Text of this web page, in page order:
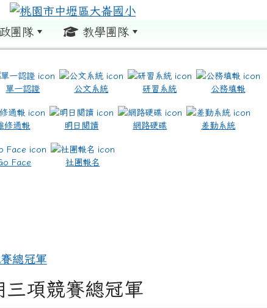
團隊 教學團隊
單一認證 公文系統 研習系統 公務填報
修通報 明日閱讀 網路硬碟 差勤系統
Face 社團報名
總冠軍
項競賽總冠軍
www.icrt.com.tw/
learning-online/